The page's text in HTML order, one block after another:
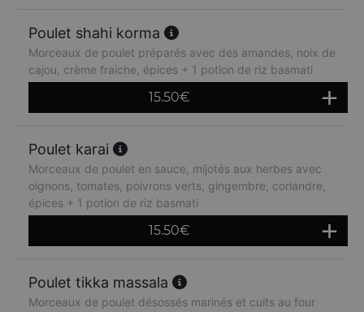
Poulet shahi korma
Morceaux de poulet préparés avec des amandes, noix de
cajou, crème fraiche, épices + 1 potion de riz basmati
15.50€
Poulet karai
Morceaux de poulet en sauce, mijotés aux herbes avec
oignons, tomates, poivrons verts, gingembre, coriandre,
épices + 1 potion de riz basmati
15.50€
Poulet tikka massala
Morceaux de poulet désossés marinés et cuits au four